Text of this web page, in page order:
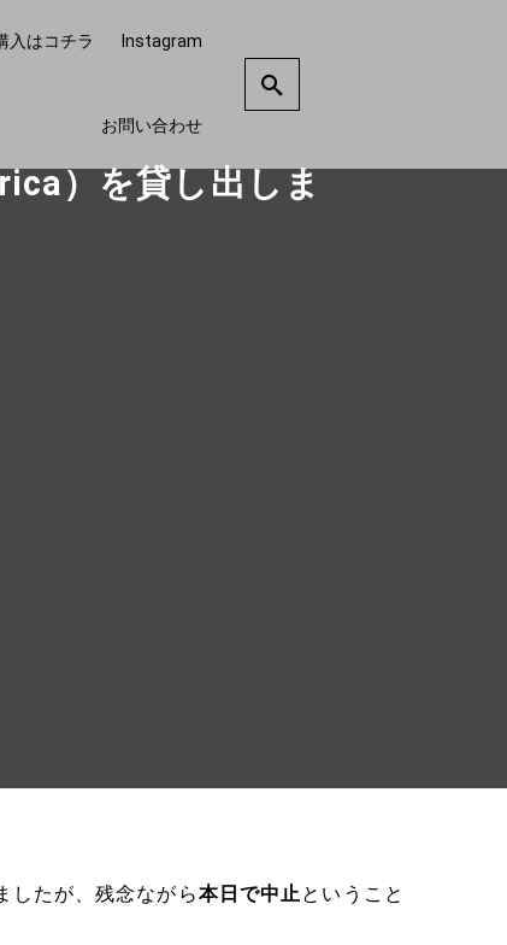
入はコチラ Instagram
お問い合わせ
）を貸し出しま
したが、残念ながら本日で中止 ということ